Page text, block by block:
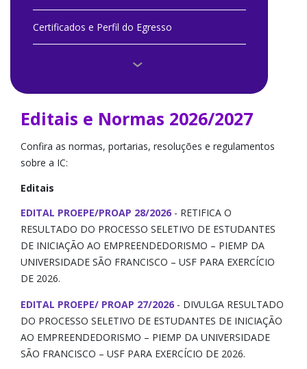
Certificados e Perfil do Egresso
Como Participar
Documentos e Modelos
Editais e Normas 2026/2027
Escritório de Apoio Institucional à Pesquisa
Eventos e Fotos
Grupo de Pesquisa e Grupo de Estudo
Notícias e Divulgação
Editais e Normas 2026/2027
Confira as normas, portarias, resoluções e regulamentos
sobre a IC:
Editais
EDITAL PROEPE/PROAP 28/2026 - RETIFICA O
RESULTADO DO PROCESSO SELETIVO DE ESTUDANTES
DE INICIAÇÃO AO EMPREENDEDORISMO – PIEMP DA
UNIVERSIDADE SÃO FRANCISCO – USF PARA EXERCÍCIO
DE 2026.
EDITAL PROEPE/ PROAP 27/2026 - DIVULGA RESULTADO
DO PROCESSO SELETIVO DE ESTUDANTES DE INICIAÇÃO
AO EMPREENDEDORISMO – PIEMP DA UNIVERSIDADE
SÃO FRANCISCO – USF PARA EXERCÍCIO DE 2026.